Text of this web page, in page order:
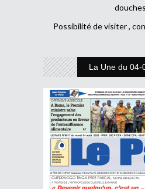
Possibilité de visiter ,
La Une du 04-